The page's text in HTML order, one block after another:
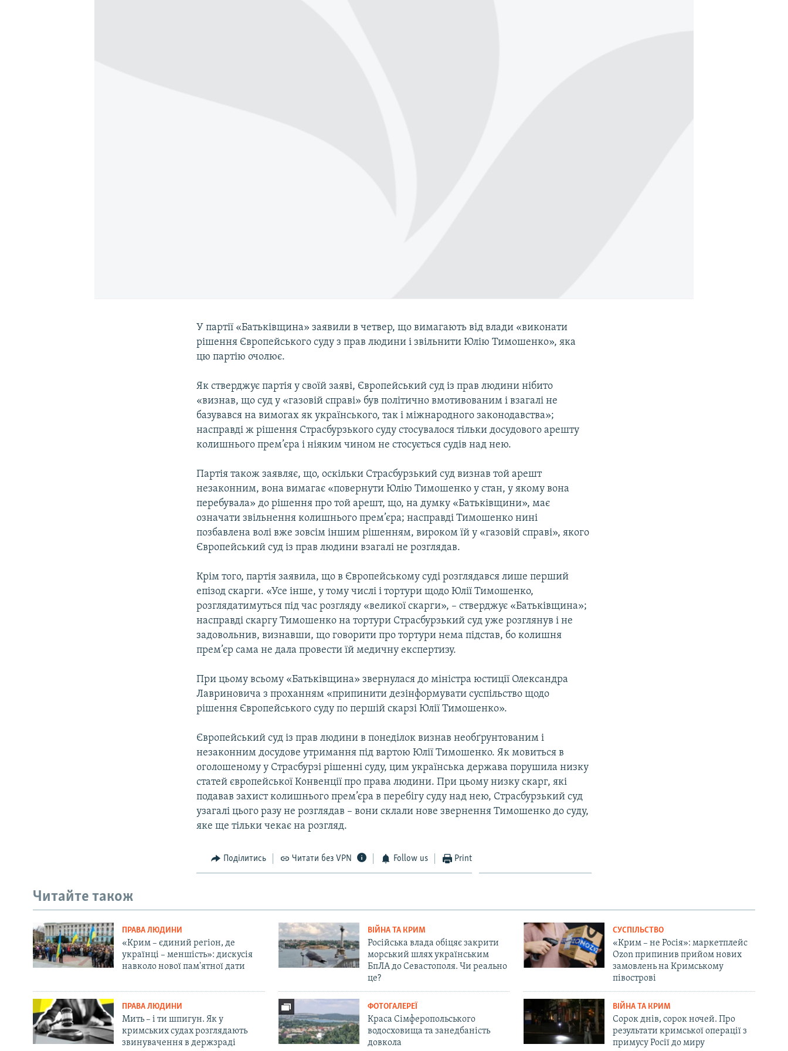
У партії «Батьківщина» заявили в четвер, що вимагають від влади «виконати
рішення Європейського суду з прав людини і звільнити Юлію Тимошенко», яка
цю партію очолює.
Як стверджує партія у своїй заяві, Європейський суд із прав людини нібито
«визнав, що суд у «газовій справі» був політично вмотивованим і взагалі не
базувався на вимогах як українського, так і міжнародного законодавства»;
насправді ж рішення Страсбурзького суду стосувалося тільки досудового арешту
колишнього прем’єра і ніяким чином не стосується судів над нею.
Партія також заявляє, що, оскільки Страсбурзький суд визнав той арешт
незаконним, вона вимагає «повернути Юлію Тимошенко у стан, у якому вона
перебувала» до рішення про той арешт, що, на думку «Батьківщини», має
означати звільнення колишнього прем’єра; насправді Тимошенко нині
позбавлена волі вже зовсім іншим рішенням, вироком їй у «газовій справі», якого
Європейський суд із прав людини взагалі не розглядав.
Крім того, партія заявила, що в Європейському суді розглядався лише перший
епізод скарги. «Усе інше, у тому числі і тортури щодо Юлії Тимошенко,
розглядатимуться під час розгляду «великої скарги», – стверджує «Батьківщина»;
насправді скаргу Тимошенко на тортури Страсбурзький суд уже розглянув і не
задовольнив, визнавши, що говорити про тортури нема підстав, бо колишня
прем’єр сама не дала провести їй медичну експертизу.
При цьому всьому «Батьківщина» звернулася до міністра юстиції Олександра
Лавриновича з проханням «припинити дезінформувати суспільство щодо
рішення Європейського суду по першій скарзі Юлії Тимошенко».
Європейський суд із прав людини в понеділок визнав необґрунтованим і
незаконним досудове утримання під вартою Юлії Тимошенко. Як мовиться в
оголошеному у Страсбурзі рішенні суду, цим українська держава порушила низку
статей європейської Конвенції про права людини. При цьому низку скарг, які
подавав захист колишнього прем’єра в перебігу суду над нею, Страсбурзький суд
узагалі цього разу не розглядав – вони склали нове звернення Тимошенко до суду,
яке ще тільки чекає на розгляд.
Поділитись Читати без VPN Follow us Print
Читайте також
ПРАВА ЛЮДИНИ
«Крим – єдиний регіон, де
українці – меншість»: дискусія
навколо нової пам'ятної дати
ВІЙНА ТА КРИМ
Російська влада обіцяє закрити
морський шлях українським
БпЛА до Севастополя. Чи реально
це?
СУСПІЛЬСТВО
«Крим – не Росія»: маркетплейс
Ozon припинив прийом нових
замовлень на Кримському
півострові
ПРАВА ЛЮДИНИ
Мить – і ти шпигун. Як у
кримських судах розглядають
звинувачення в держзраді
ФОТОГАЛЕРЕЇ
Краса Сімферопольського
водосховища та занедбаність
довкола
ВІЙНА ТА КРИМ
Сорок днів, сорок ночей. Про
результати кримської операції з
примусу Росії до миру